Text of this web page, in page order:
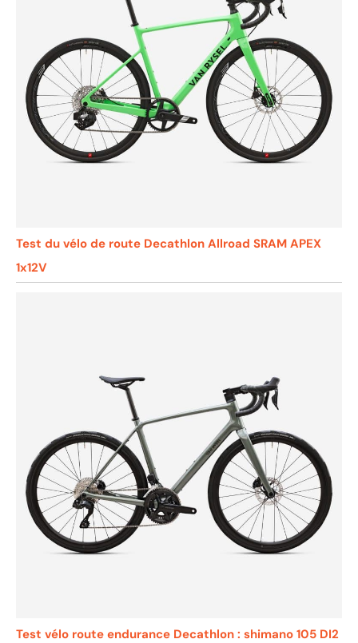
Test du vélo de route Decathlon Allroad SRAM APEX
1x12V
Test vélo route endurance Decathlon : shimano 105 DI2